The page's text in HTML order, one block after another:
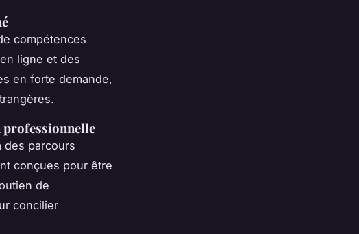
compétences
ligne et des
en forte demande,
professionnelle
des parcours
conçues pour être
de
concilier